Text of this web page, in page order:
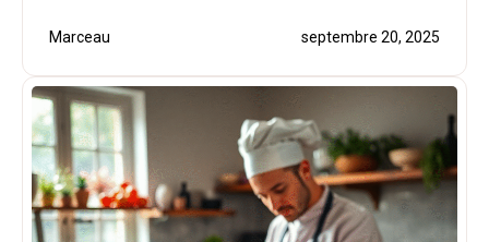
Marceau septembre 20, 2025